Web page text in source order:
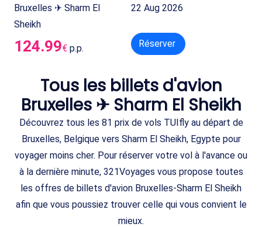
Bruxelles ✈ Sharm El
Sheikh
22 Aug 2026
124.99€ p.p. Réserver
Tous les billets d'avion
Bruxelles ✈ Sharm El Sheikh
Découvrez tous les 81 prix de vols TUIfly au départ de
Bruxelles, Belgique vers Sharm El Sheikh, Egypte pour
voyager moins cher. Pour réserver votre vol à l'avance ou
à la dernière minute, 321Voyages vous propose toutes
les offres de billets d'avion Bruxelles-Sharm El Sheikh
afin que vous poussiez trouver celle qui vous convient le
mieux.